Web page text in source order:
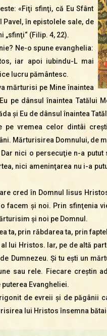
«Fiţi sfinţi, că Eu Sfânt
Pavel, în epistolele sale, de
„sfinţi“ (Filip. 4, 22).
Ne-o spune evanghelia:
iar apoi iubindu-L mai
lucru pământesc.
mărturisi pe Mine înaintea
pe dânsul înaintea Tatălui
şi Eu de dânsul înaintea
pe vremea celor dintâi
Mărturisirea Domnului, de
nici o persecuţie n-a
nici ameninţarea nu i-a
cred în Domnul Iisus
facem şi noi. Prin sfinţenia
şi noi pe Domnul.
ta, prin răbdarea ta, prin
lui Hristos. Iar, pe de altă
Dumnezeu. Şi tu eşti un
sau rele. Fiecare creştin
Evangheliei.
de evreii şi de păgânii
lui Hristos însemna